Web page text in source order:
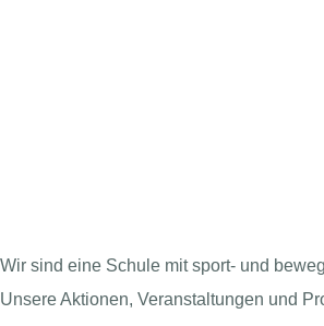
Wir sind eine Schule mit sport- und
Unsere Aktionen, Veranstaltungen und